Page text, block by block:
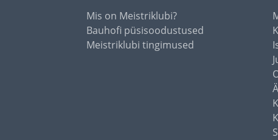
Mis on Meistriklubi?
Bauhofi püsisoodustused
Meistriklubi tingimused